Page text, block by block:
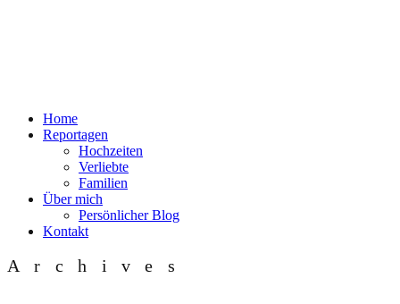
Home
Reportagen
Hochzeiten
Verliebte
Familien
Über mich
Persönlicher Blog
Kontakt
Archives